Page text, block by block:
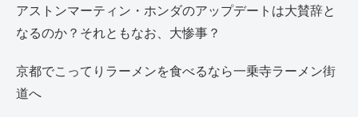
アストンマーティン・ホンダのアップデートは大賛辞と
なるのか？それともなお、大惨事？
京都でこってりラーメンを食べるなら一乗寺ラーメン街
道へ